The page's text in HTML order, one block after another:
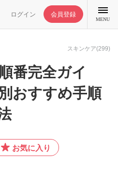
ログイン 会員登録
MENU
スキンケア(299)
番完全ガイ
おすすめ手順
お気に入り